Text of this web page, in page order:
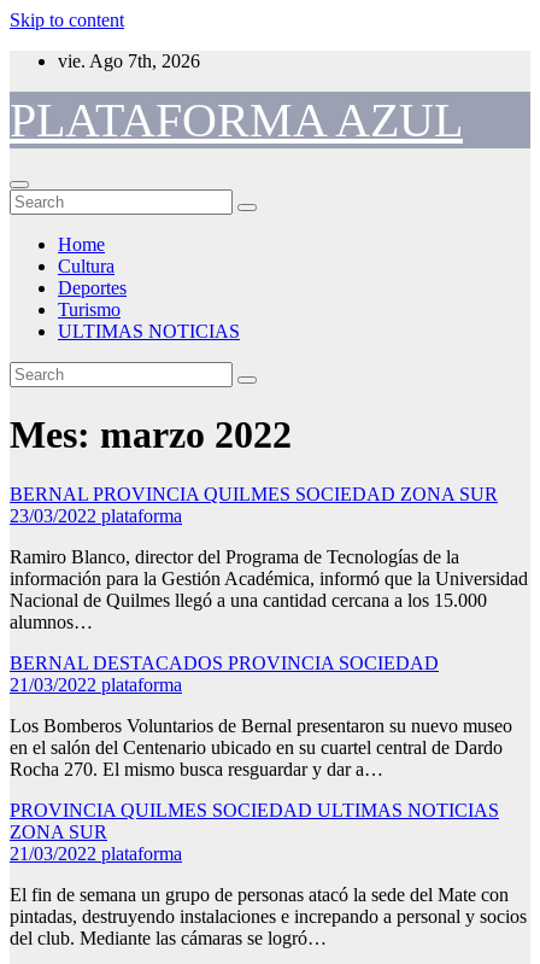
Skip to content
vie. Ago 7th, 2026
PLATAFORMA AZUL
Home
Cultura
Deportes
Turismo
ULTIMAS NOTICIAS
Mes: marzo 2022
BERNAL PROVINCIA QUILMES SOCIEDAD ZONA SUR
23/03/2022 plataforma
Ramiro Blanco, director del Programa de Tecnologías de la
información para la Gestión Académica, informó que la Universidad
Nacional de Quilmes llegó a una cantidad cercana a los 15.000
alumnos…
BERNAL DESTACADOS PROVINCIA SOCIEDAD
21/03/2022 plataforma
Los Bomberos Voluntarios de Bernal presentaron su nuevo museo
en el salón del Centenario ubicado en su cuartel central de Dardo
Rocha 270. El mismo busca resguardar y dar a…
PROVINCIA QUILMES SOCIEDAD ULTIMAS NOTICIAS
ZONA SUR
21/03/2022 plataforma
El fin de semana un grupo de personas atacó la sede del Mate con
pintadas, destruyendo instalaciones e increpando a personal y socios
del club. Mediante las cámaras se logró…